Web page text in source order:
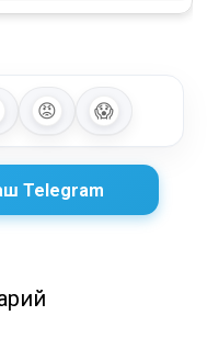
😡 😱
Telegram